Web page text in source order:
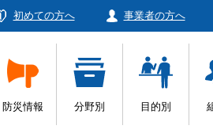
初めての方へ 事業者の方へ
防災情報 分野別 目的別